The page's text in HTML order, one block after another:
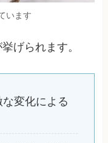
います
げられます。
変化による